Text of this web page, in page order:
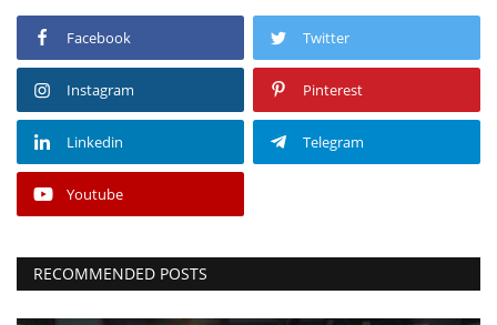
Facebook Twitter
Instagram Pinterest
Linkedin Telegram
Youtube
RECOMMENDED POSTS